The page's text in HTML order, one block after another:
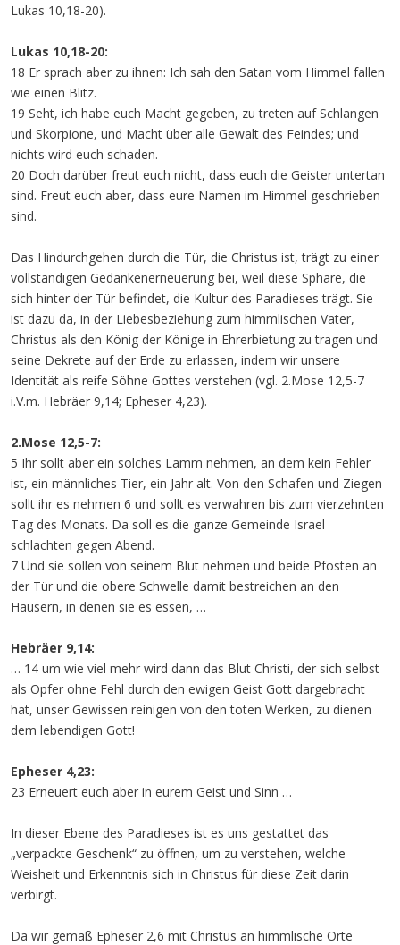
Lukas 10,18-20).
Lukas 10,18-20:
18 Er sprach aber zu ihnen: Ich sah den Satan vom Himmel fallen
wie einen Blitz.
19 Seht, ich habe euch Macht gegeben, zu treten auf Schlangen
und Skorpione, und Macht über alle Gewalt des Feindes; und
nichts wird euch schaden.
20 Doch darüber freut euch nicht, dass euch die Geister untertan
sind. Freut euch aber, dass eure Namen im Himmel geschrieben
sind.
Das Hindurchgehen durch die Tür, die Christus ist, trägt zu einer
vollständigen Gedankenerneuerung bei, weil diese Sphäre, die
sich hinter der Tür befindet, die Kultur des Paradieses trägt. Sie
ist dazu da, in der Liebesbeziehung zum himmlischen Vater,
Christus als den König der Könige in Ehrerbietung zu tragen und
seine Dekrete auf der Erde zu erlassen, indem wir unsere
Identität als reife Söhne Gottes verstehen (vgl. 2.Mose 12,5-7
i.V.m. Hebräer 9,14; Epheser 4,23).
2.Mose 12,5-7:
5 Ihr sollt aber ein solches Lamm nehmen, an dem kein Fehler
ist, ein männliches Tier, ein Jahr alt. Von den Schafen und Ziegen
sollt ihr es nehmen 6 und sollt es verwahren bis zum vierzehnten
Tag des Monats. Da soll es die ganze Gemeinde Israel
schlachten gegen Abend.
7 Und sie sollen von seinem Blut nehmen und beide Pfosten an
der Tür und die obere Schwelle damit bestreichen an den
Häusern, in denen sie es essen, …
Hebräer 9,14:
… 14 um wie viel mehr wird dann das Blut Christi, der sich selbst
als Opfer ohne Fehl durch den ewigen Geist Gott dargebracht
hat, unser Gewissen reinigen von den toten Werken, zu dienen
dem lebendigen Gott!
Epheser 4,23:
23 Erneuert euch aber in eurem Geist und Sinn …
In dieser Ebene des Paradieses ist es uns gestattet das
„verpackte Geschenk“ zu öffnen, um zu verstehen, welche
Weisheit und Erkenntnis sich in Christus für diese Zeit darin
verbirgt.
Da wir gemäß Epheser 2,6 mit Christus an himmlische Orte